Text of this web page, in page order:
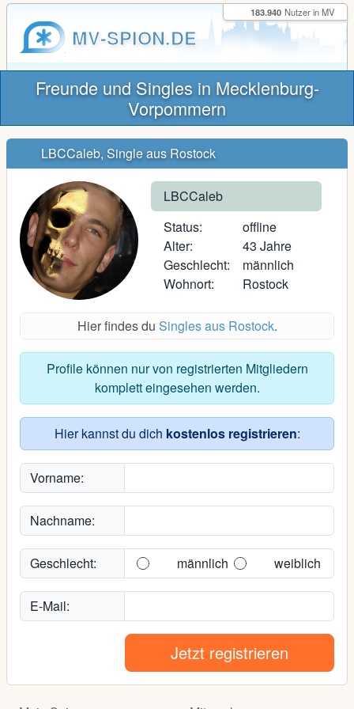
MV-SPION.DE
183.940 Nutzer in MV
Freunde und Singles in Mecklenburg-
Vorpommern
LBCCaleb, Single aus Rostock
LBCCaleb
Status:
offline
Alter:
43 Jahre
Geschlecht:
männlich
Wohnort:
Rostock
Hier findes du Singles aus Rostock.
Profile können nur von registrierten Mitgliedern
komplett eingesehen werden.
Hier kannst du dich kostenlos registrieren:
Vorname:
Nachname:
Geschlecht: männlich weiblich
E-Mail:
Jetzt registrieren